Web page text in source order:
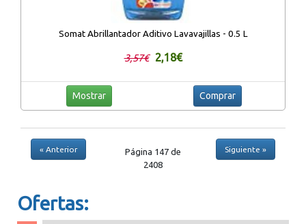
Somat Abrillantador Aditivo Lavavajillas - 0.5 L
3,57€ 2,18€
Mostrar Comprar
« Anterior
Página 147 de
2408
Siguiente »
Ofertas: